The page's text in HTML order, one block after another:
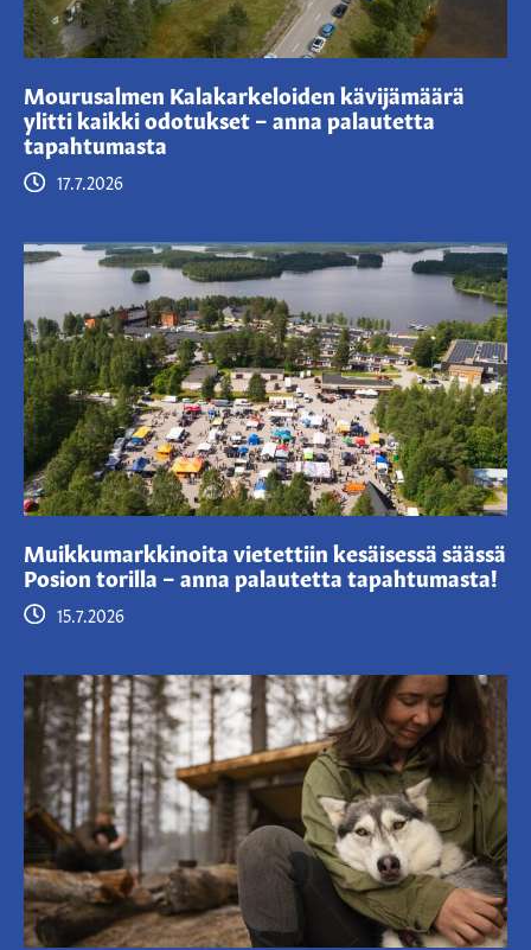
17.7.2026
Mourusalmen Kalakarkeloiden kävijämäärä
ylitti kaikki odotukset – anna palautetta
tapahtumasta
15.7.2026
Muikkumarkkinoita vietettiin kesäisessä säässä
Posion torilla – anna palautetta tapahtumasta!